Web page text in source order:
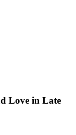
Love in Late